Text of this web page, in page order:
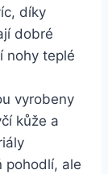
díky⁣
dobré
nohy⁢ teplé
vyrobeny
kůže a
⁤pohodlí, ale